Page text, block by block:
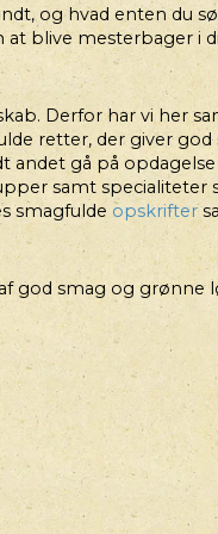
og hvad enten du
blive mesterbager i
Derfor har vi her
retter, der giver
andet gå på
samt specialiteter
smagfulde opskrifter
god smag og grønne